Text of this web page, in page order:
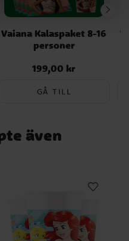
ingredienser eller
sedan denna information
Kontrollera alltid produktens
för de senaste
Vaiana Kalaspaket 8-16
personer
Pris:199,00 kr
199,00 kr
GÅ TILL
även